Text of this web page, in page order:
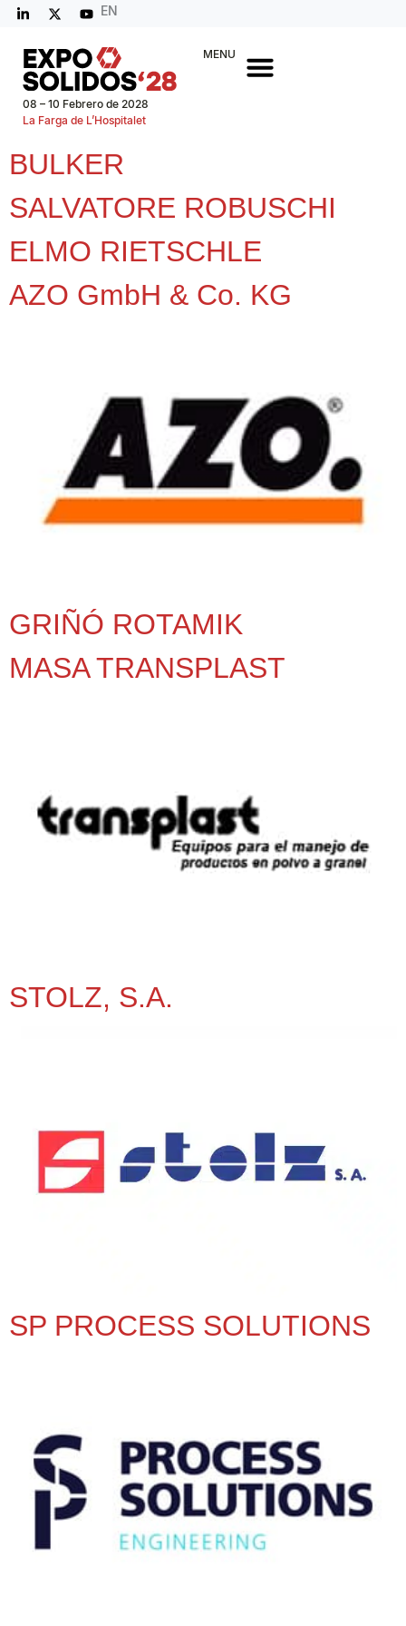
EN
08 – 10 Febrero de 2028
La Farga de L’Hospitalet
MENU
BULKER
SALVATORE ROBUSCHI
ELMO RIETSCHLE
AZO GmbH & Co. KG
GRIÑÓ ROTAMIK
MASA TRANSPLAST
STOLZ, S.A.
SP PROCESS SOLUTIONS